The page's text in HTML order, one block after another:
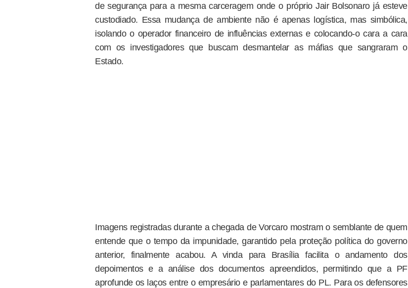
de segurança para a mesma carceragem onde o próprio Jair Bolsonaro já esteve
custodiado. Essa mudança de ambiente não é apenas logística, mas simbólica,
isolando o operador financeiro de influências externas e colocando-o cara a cara
com os investigadores que buscam desmantelar as máfias que sangraram o
Estado.
Imagens registradas durante a chegada de Vorcaro mostram o semblante de quem
entende que o tempo da impunidade, garantido pela proteção política do governo
anterior, finalmente acabou. A vinda para Brasília facilita o andamento dos
depoimentos e a análise dos documentos apreendidos, permitindo que a PF
aprofunde os laços entre o empresário e parlamentares do PL. Para os defensores